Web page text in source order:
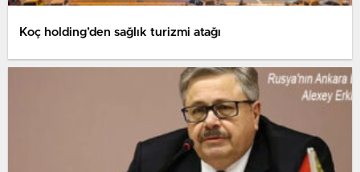
Koç holding’den sağlık turizmi atağı